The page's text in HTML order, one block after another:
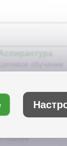
Целевое обучение
Учебно-
обеспечение